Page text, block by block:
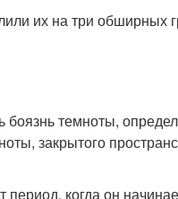
их на три обширных
боязнь темноты,
закрытого
когда он